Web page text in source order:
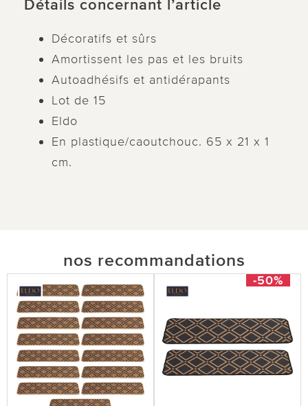
Détails concernant l’article
Décoratifs et sûrs
Amortissent les pas et les bruits
Autoadhésifs et antidérapants
Lot de 15
Eldo
En plastique/caoutchouc. 65 x 21 x 1
cm.
nos recommandations
-50%